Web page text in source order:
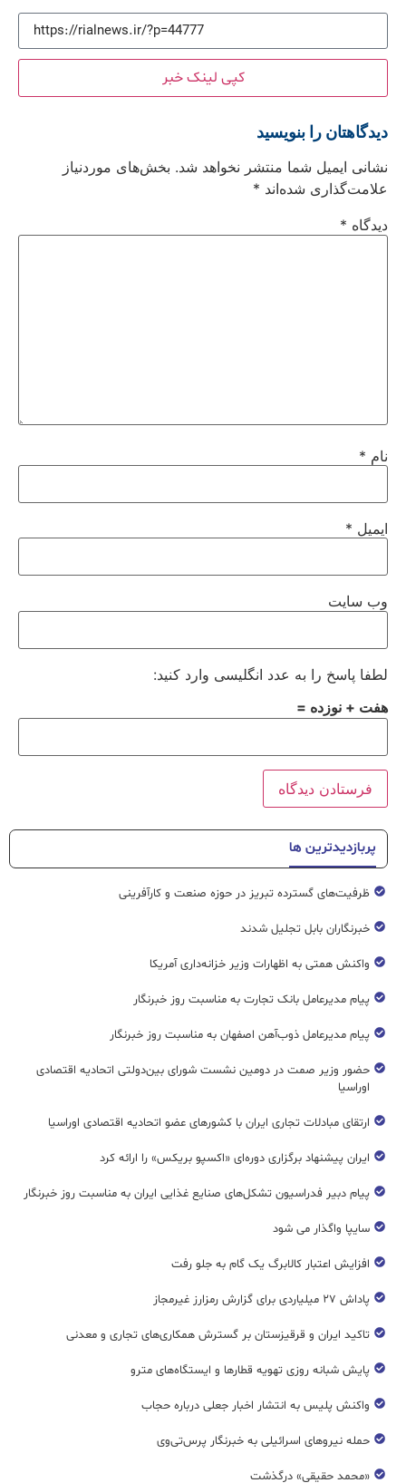
کپی لینک خبر
دیدگاهتان را بنویسید
نشانی ایمیل شما منتشر نخواهد شد. بخش‌های موردنیاز
علامت‌گذاری شده‌اند *
دیدگاه *
نام *
ایمیل *
وب‌ سایت
لطفا پاسخ را به عدد انگلیسی وارد کنید:
هفت + نوزده =
پربازدیدترین ها
ظرفیت‌های گسترده‌ تبریز در حوزه صنعت و کارآفرینی
خبرنگاران بابل تجلیل شدند
واکنش همتی به اظهارات وزیر خزانه‌داری آمریکا
پیام مدیرعامل بانک تجارت به مناسبت روز خبرنگار
پیام مدیرعامل ذوب‌آهن اصفهان به مناسبت روز خبرنگار
حضور وزیر صمت در دومین نشست شورای بین‌دولتی اتحادیه اقتصادی
اوراسیا
ارتقای مبادلات تجاری ایران با کشورهای عضو اتحادیه اقتصادی اوراسیا
ایران پیشنهاد برگزاری دوره‌ای «اکسپو بریکس» را ارائه کرد
پیام دبیر فدراسیون تشکل‌های صنایع غذایی ایران به مناسبت روز خبرنگار
سایپا واگذار می شود
افزایش اعتبار کالابرگ یک گام به جلو رفت
پاداش ۲۷ میلیاردی برای گزارش رمزارز غیرمجاز
تاکید ایران و قرقیزستان بر گسترش همکاری‌های تجاری و معدنی
پایش شبانه روزی تهویه قطار‌ها و ایستگاه‌های مترو
واکنش پلیس به انتشار اخبار جعلی درباره حجاب
حمله نیروهای اسرائیلی به خبرنگار پرس‌تی‌وی
«محمد حقیقی» درگذشت